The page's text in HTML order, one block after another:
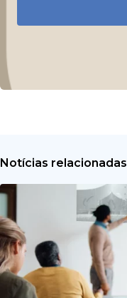
Notícias relacionadas